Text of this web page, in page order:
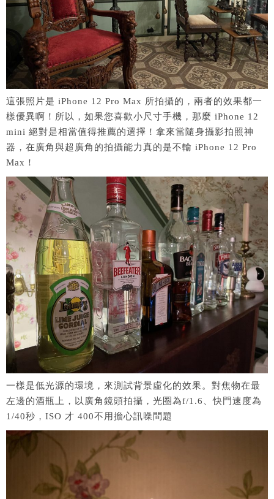
這張照片是 iPhone 12 Pro Max 所拍攝的，兩者的效果都一
樣優異啊！所以，如果您喜歡小尺寸手機，那麼 iPhone 12
mini 絕對是相當值得推薦的選擇！拿來當隨身攝影拍照神
器，在廣角與超廣角的拍攝能力真的是不輸 iPhone 12 Pro
Max !
一樣是低光源的環境，來測試背景虛化的效果。對焦物在最
左邊的酒瓶上，以廣角鏡頭拍攝，光圈為f/1.6、快門速度為
1/40秒，ISO 才 400不用擔心訊噪問題